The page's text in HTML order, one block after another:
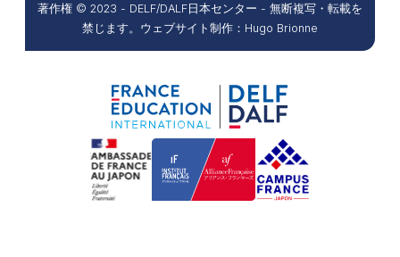
著作権 © 2023 - DELF/DALF日本センター - 無断複写・転載を
禁じます。ウェブサイト制作：Hugo Brionne